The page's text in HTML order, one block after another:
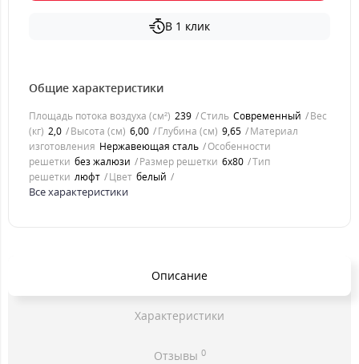
В 1 клик
Общие характеристики
Площадь потока воздуха (см²) 239 Стиль Современный
Вес
(кг) 2,0 Высота (см) 6,00 Глубина (см) 9,65
Материал
изготовления Нержавеющая сталь
Особенности
решетки без жалюзи Размер решетки 6x80
Тип
решетки люфт Цвет белый
Все характеристики
Описание
Характеристики
Отзывы 0